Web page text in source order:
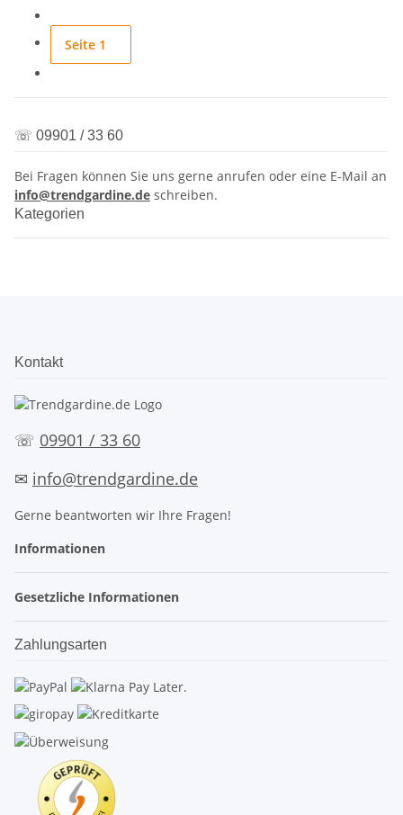
Seite 1
☏ 09901 / 33 60
Bei Fragen können Sie uns gerne anrufen oder eine E-Mail an
info@trendgardine.de schreiben.
Kategorien
Kontakt
☏ 09901 / 33 60
✉ info@trendgardine.de
Gerne beantworten wir Ihre Fragen!
Informationen
Gesetzliche Informationen
Zahlungsarten